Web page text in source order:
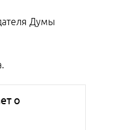
Думы
о